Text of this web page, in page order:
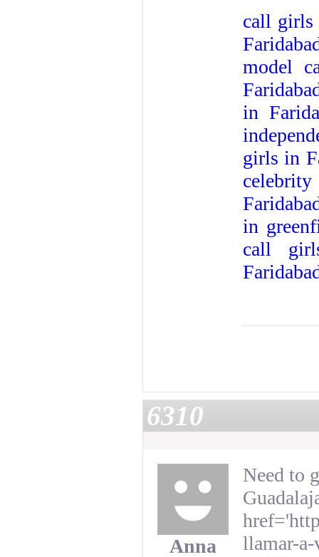
call girls
model
in
girls in
in
call
6310
Anna
Need to
llamar-